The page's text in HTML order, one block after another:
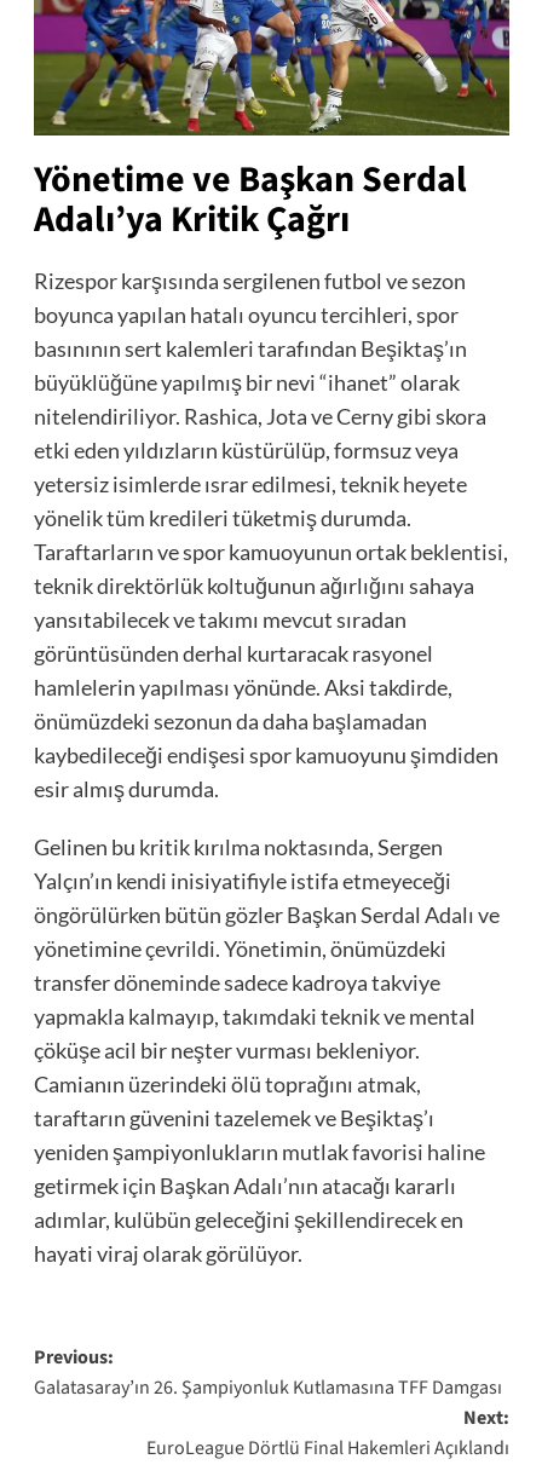
Yönetime ve Başkan Serdal
Adalı’ya Kritik Çağrı
Rizespor karşısında sergilenen futbol ve sezon
boyunca yapılan hatalı oyuncu tercihleri, spor
basınının sert kalemleri tarafından Beşiktaş’ın
büyüklüğüne yapılmış bir nevi “ihanet” olarak
nitelendiriliyor. Rashica, Jota ve Cerny gibi skora
etki eden yıldızların küstürülüp, formsuz veya
yetersiz isimlerde ısrar edilmesi, teknik heyete
yönelik tüm kredileri tüketmiş durumda.
Taraftarların ve spor kamuoyunun ortak beklentisi,
teknik direktörlük koltuğunun ağırlığını sahaya
yansıtabilecek ve takımı mevcut sıradan
görüntüsünden derhal kurtaracak rasyonel
hamlelerin yapılması yönünde. Aksi takdirde,
önümüzdeki sezonun da daha başlamadan
kaybedileceği endişesi spor kamuoyunu şimdiden
esir almış durumda.
Gelinen bu kritik kırılma noktasında, Sergen
Yalçın’ın kendi inisiyatifiyle istifa etmeyeceği
öngörülürken bütün gözler Başkan Serdal Adalı ve
yönetimine çevrildi. Yönetimin, önümüzdeki
transfer döneminde sadece kadroya takviye
yapmakla kalmayıp, takımdaki teknik ve mental
çöküşe acil bir neşter vurması bekleniyor.
Camianın üzerindeki ölü toprağını atmak,
taraftarın güvenini tazelemek ve Beşiktaş’ı
yeniden şampiyonlukların mutlak favorisi haline
getirmek için Başkan Adalı’nın atacağı kararlı
adımlar, kulübün geleceğini şekillendirecek en
hayati viraj olarak görülüyor.
Post
navigation
Previous:
Galatasaray’ın 26. Şampiyonluk Kutlamasına TFF Damgası
Next:
EuroLeague Dörtlü Final Hakemleri Açıklandı